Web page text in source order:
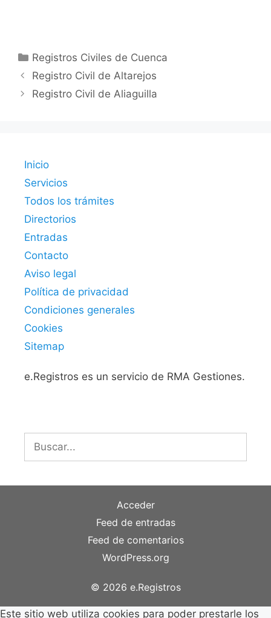
Categorías
Registros Civiles de Cuenca
Registro Civil de Altarejos
Registro Civil de Aliaguilla
Inicio
Servicios
Todos los trámites
Directorios
Entradas
Contacto
Aviso legal
Política de privacidad
Condiciones generales
Cookies
Sitemap
e.Registros es un servicio de RMA Gestiones.
Buscar:
Acceder
Feed de entradas
Feed de comentarios
WordPress.org
© 2026 e.Registros
Este sitio web utiliza cookies para poder prestarle los